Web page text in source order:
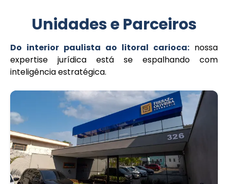
Unidades e Parceiros
Do interior paulista ao litoral carioca: nossa
expertise jurídica está se espalhando com
inteligência estratégica.